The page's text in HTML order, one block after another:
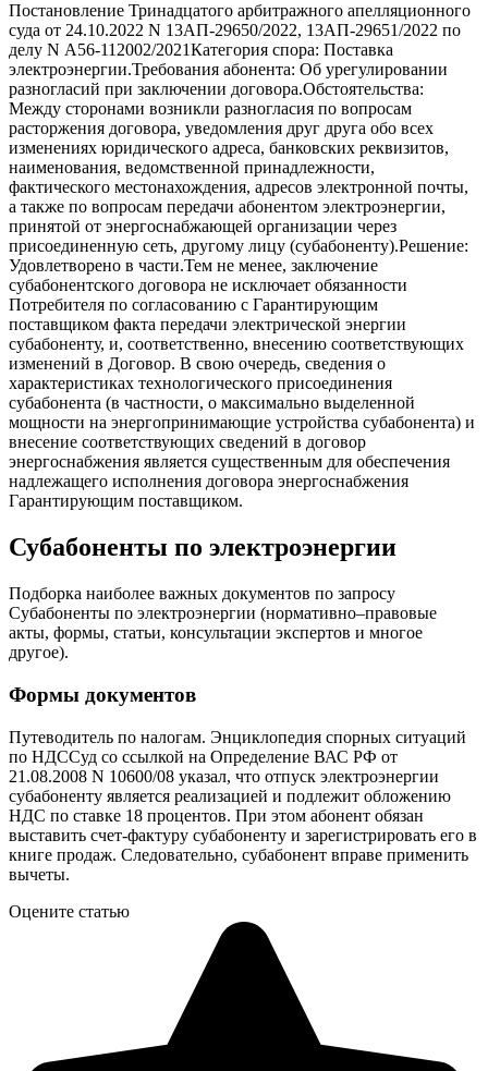
Постановление Тринадцатого арбитражного апелляционного
суда от 24.10.2022 N 13АП-29650/2022, 13АП-29651/2022 по
делу N А56-112002/2021Категория спора: Поставка
электроэнергии.Требования абонента: Об урегулировании
разногласий при заключении договора.Обстоятельства:
Между сторонами возникли разногласия по вопросам
расторжения договора, уведомления друг друга обо всех
изменениях юридического адреса, банковских реквизитов,
наименования, ведомственной принадлежности,
фактического местонахождения, адресов электронной почты,
а также по вопросам передачи абонентом электроэнергии,
принятой от энергоснабжающей организации через
присоединенную сеть, другому лицу (субабоненту).Решение:
Удовлетворено в части.Тем не менее, заключение
субабонентского договора не исключает обязанности
Потребителя по согласованию с Гарантирующим
поставщиком факта передачи электрической энергии
субабоненту, и, соответственно, внесению соответствующих
изменений в Договор. В свою очередь, сведения о
характеристиках технологического присоединения
субабонента (в частности, о максимально выделенной
мощности на энергопринимающие устройства субабонента) и
внесение соответствующих сведений в договор
энергоснабжения является существенным для обеспечения
надлежащего исполнения договора энергоснабжения
Гарантирующим поставщиком.
Субабоненты по электроэнергии
Подборка наиболее важных документов по запросу
Субабоненты по электроэнергии (нормативно–правовые
акты, формы, статьи, консультации экспертов и многое
другое).
Формы документов
Путеводитель по налогам. Энциклопедия спорных ситуаций
по НДССуд со ссылкой на Определение ВАС РФ от
21.08.2008 N 10600/08 указал, что отпуск электроэнергии
субабоненту является реализацией и подлежит обложению
НДС по ставке 18 процентов. При этом абонент обязан
выставить счет-фактуру субабоненту и зарегистрировать его в
книге продаж. Следовательно, субабонент вправе применить
вычеты.
Оцените статью